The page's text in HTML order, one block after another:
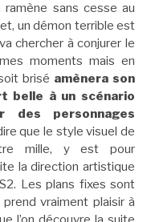
sans cesse au
un démon terrible est
va chercher à conjurer le
moments mais en
brisé amènera son
à un scénario
personnages
que le style visuel de
mille, y est pour
la direction artistique
Les plans fixes sont
vraiment plaisir à